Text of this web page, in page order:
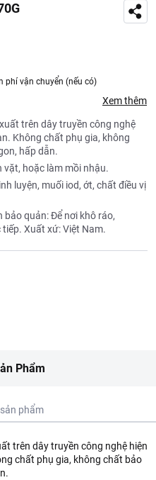
phí vận chuyển (nếu có)
Xem thêm
trên dây truyền công nghệ
Không chất phụ gia, không
hấp dẫn.
vặt, hoặc làm mồi nhậu.
luyện, muối iod, ớt, chất điều vị
bảo quản: Để nơi khô ráo,
Xuất xứ: Việt Nam.
Phẩm
phẩm
trên dây truyền công nghệ hiện
chất phụ gia, không chất bảo